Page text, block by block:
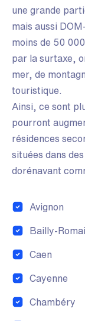
une grande
mais aussi
moins de 50
par la surtaxe,
mer, de
touristique.
Ainsi, ce sont
pourront
résidences
situées dans
dorénavant
Avignon
Bailly-
Caen
Cayenne
Chambéry